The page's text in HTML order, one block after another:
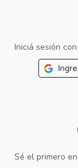
Iniciá sesión
Sé el primero